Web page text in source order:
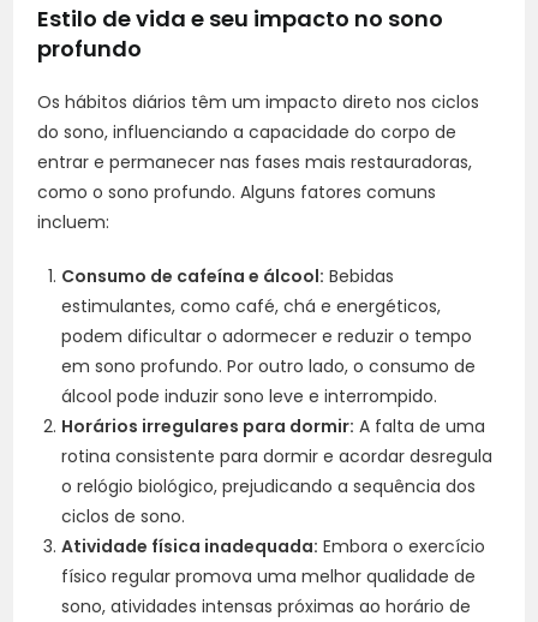
Estilo de vida e seu impacto no sono
profundo
Os hábitos diários têm um impacto direto nos ciclos
do sono, influenciando a capacidade do corpo de
entrar e permanecer nas fases mais restauradoras,
como o sono profundo. Alguns fatores comuns
incluem:
Consumo de cafeína e álcool: Bebidas
estimulantes, como café, chá e energéticos,
podem dificultar o adormecer e reduzir o tempo
em sono profundo. Por outro lado, o consumo de
álcool pode induzir sono leve e interrompido.
Horários irregulares para dormir: A falta de uma
rotina consistente para dormir e acordar desregula
o relógio biológico, prejudicando a sequência dos
ciclos de sono.
Atividade física inadequada: Embora o exercício
físico regular promova uma melhor qualidade de
sono, atividades intensas próximas ao horário de